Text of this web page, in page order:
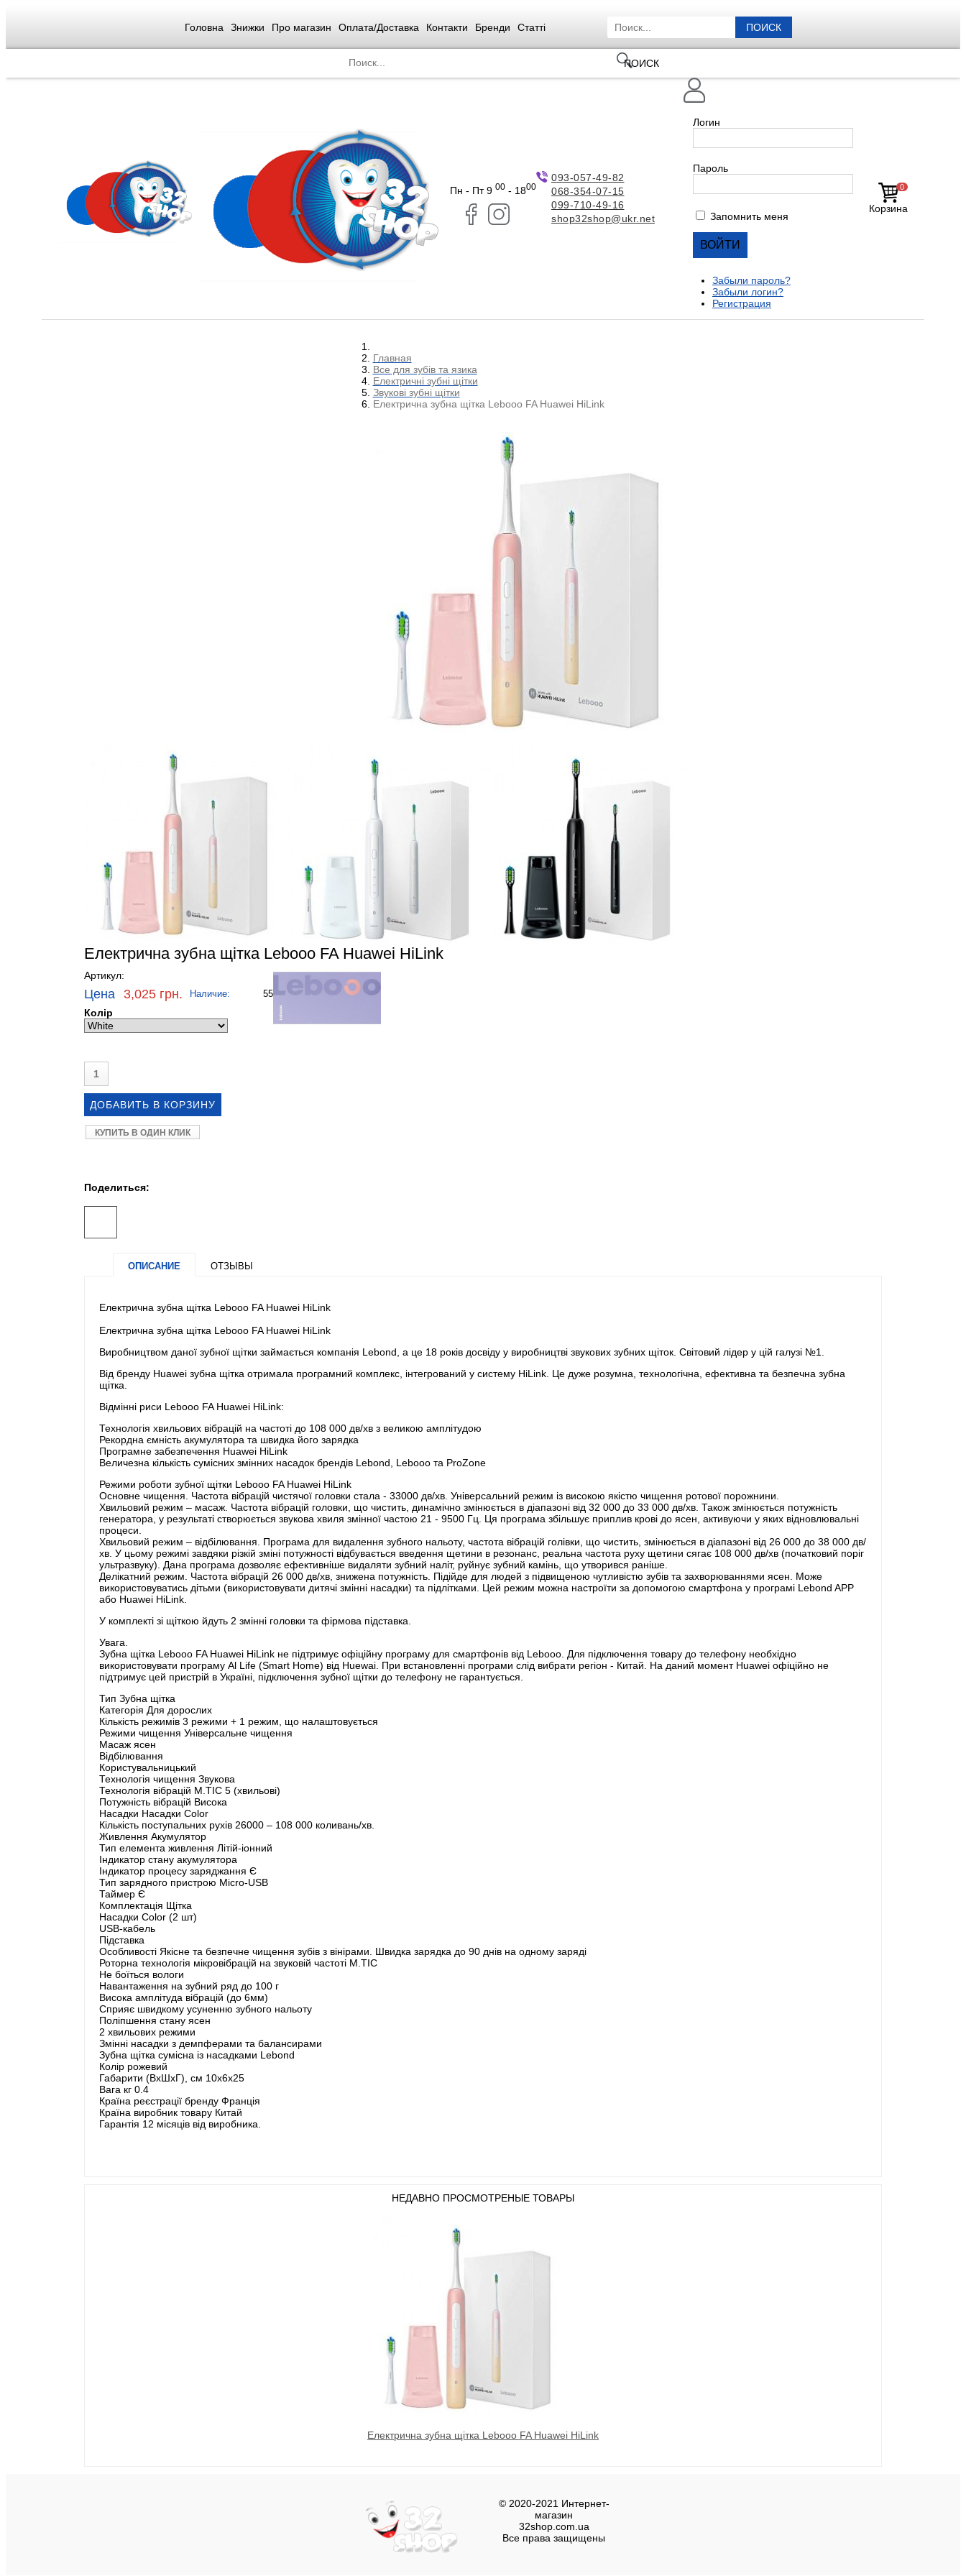
Головна Знижки Про магазин Оплата/Доставка Контакти Бренди Статті ПОИСК
ПОИСК
Пн - Пт 9 00 - 1800
093-057-49-82
068-354-07-15
099-710-49-16
shop32shop@ukr.net
0
Корзина
Логин
Пароль
Запомнить меня
Забыли пароль?
Забыли логин?
Регистрация
Главная
Все для зубів та язика
Електричні зубні щітки
Звукові зубні щітки
Електрична зубна щітка Lebooo FA Huawei HiLink
Електрична зубна щітка Lebooo FA Huawei HiLink
Артикул:
Цена 3,025 грн. Наличие: 55
Колір
КУПИТЬ В ОДИН КЛИК
Поделиться:
ОПИСАНИЕ ОТЗЫВЫ
Електрична зубна щітка Lebooo FA Huawei HiLink
Електрична зубна щітка Lebooo FA Huawei HiLink
Виробництвом даної зубної щітки займається компанія Lebond, а це 18 років досвіду у виробництві звукових зубних щіток. Світовий лідер у цій галузі №1.
Від бренду Huawei зубна щітка отримала програмний комплекс, інтегрований у систему HiLink. Це дуже розумна, технологічна, ефективна та безпечна зубна
щітка.
Відмінні риси Lebooo FA Huawei HiLink:
Технологія хвильових вібрацій на частоті до 108 000 дв/хв з великою амплітудою
Рекордна ємність акумулятора та швидка його зарядка
Програмне забезпечення Huawei HiLink
Величезна кількість сумісних змінних насадок брендів Lebond, Lebooo та ProZone
Режими роботи зубної щітки Lebooo FA Huawei HiLink
Основне чищення. Частота вібрацій чистячої головки стала - 33000 дв/хв. Універсальний режим із високою якістю чищення ротової порожнини.
Хвильовий режим – масаж. Частота вібрацій головки, що чистить, динамічно змінюється в діапазоні від 32 000 до 33 000 дв/хв. Також змінюється потужність
генератора, у результаті створюється звукова хвиля змінної частою 21 - 9500 Гц. Ця програма збільшує приплив крові до ясен, активуючи у яких відновлювальні
процеси.
Хвильовий режим – відбілювання. Програма для видалення зубного нальоту, частота вібрацій голівки, що чистить, змінюється в діапазоні від 26 000 до 38 000 дв/
хв. У цьому режимі завдяки різкій зміні потужності відбувається введення щетини в резонанс, реальна частота руху щетини сягає 108 000 дв/хв (початковий поріг
ультразвуку). Дана програма дозволяє ефективніше видаляти зубний наліт, руйнує зубний камінь, що утворився раніше.
Делікатний режим. Частота вібрацій 26 000 дв/хв, знижена потужність. Підійде для людей з підвищеною чутливістю зубів та захворюваннями ясен. Може
використовуватись дітьми (використовувати дитячі змінні насадки) та підлітками. Цей режим можна настроїти за допомогою смартфона у програмі Lebond APP
або Huawei HiLink.
У комплекті зі щіткою йдуть 2 змінні головки та фірмова підставка.
Увага.
Зубна щітка Lebooo FA Huawei HiLink не підтримує офіційну програму для смартфонів від Lebooo. Для підключення товару до телефону необхідно
використовувати програму Al Life (Smart Home) від Huewai. При встановленні програми слід вибрати регіон - Китай. На даний момент Huawei офіційно не
підтримує цей пристрій в Україні, підключення зубної щітки до телефону не гарантується.
Тип Зубна щітка
Категорія Для дорослих
Кількість режимів 3 режими + 1 режим, що налаштовується
Режими чищення Універсальне чищення
Масаж ясен
Відбілювання
Користувальницький
Технологія чищення Звукова
Технологія вібрацій M.TIC 5 (хвильові)
Потужність вібрацій Висока
Насадки Насадки Color
Кількість поступальних рухів 26000 – 108 000 коливань/хв.
Живлення Акумулятор
Тип елемента живлення Літій-іонний
Індикатор стану акумулятора
Індикатор процесу заряджання Є
Тип зарядного пристрою Micro-USB
Таймер Є
Комплектація Щітка
Насадки Color (2 шт)
USB-кабель
Підставка
Особливості Якісне та безпечне чищення зубів з вінірами. Швидка зарядка до 90 днів на одному заряді
Роторна технологія мікровібрацій на звуковій частоті M.TIC
Не боїться вологи
Навантаження на зубний ряд до 100 г
Висока амплітуда вібрацій (до 6мм)
Сприяє швидкому усуненню зубного нальоту
Поліпшення стану ясен
2 хвильових режими
Змінні насадки з демпферами та балансирами
Зубна щітка сумісна із насадками Lebond
Колір рожевий
Габарити (ВхШхГ), см 10х6х25
Вага кг 0.4
Країна реєстрації бренду Франція
Країна виробник товару Китай
Гарантія 12 місяців від виробника.
НЕДАВНО ПРОСМОТРЕНЫЕ ТОВАРЫ
Електрична зубна щітка Lebooo FA Huawei HiLink
© 2020-2021 Интернет-
магазин
32shop.com.ua
Все права защищены